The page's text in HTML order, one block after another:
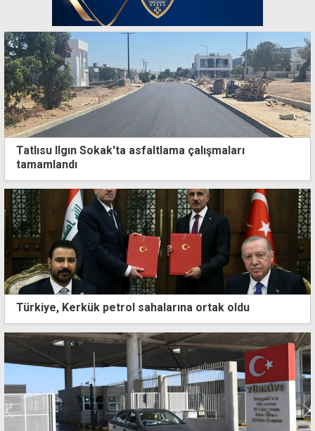
Tatlısu Ilgın Sokak'ta asfaltlama çalışmaları
tamamlandı
Türkiye, Kerkük petrol sahalarına ortak oldu